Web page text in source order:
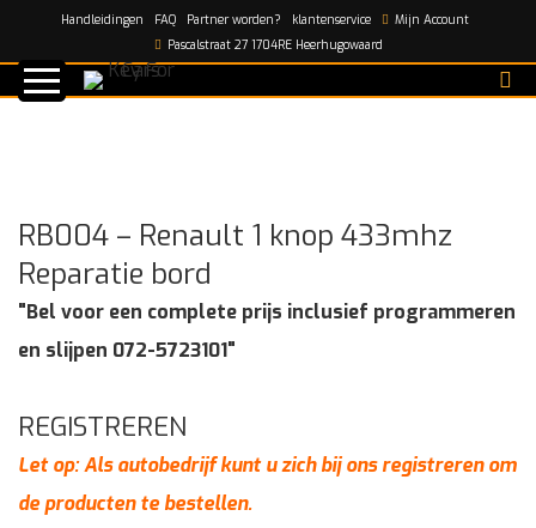
Handleidingen FAQ Partner worden? klantenservice
Mijn Account
Pascalstraat 27 1704RE Heerhugowaard
Home/shop/ RB004 – Renault 1 knop 433mhz Reparatie
bord
RB004 – Renault 1 knop 433mhz
Reparatie bord
"Bel voor een complete prijs inclusief programmeren
en slijpen 072-5723101"
REGISTREREN
Let op: Als autobedrijf kunt u zich bij ons registreren om
de producten te bestellen.